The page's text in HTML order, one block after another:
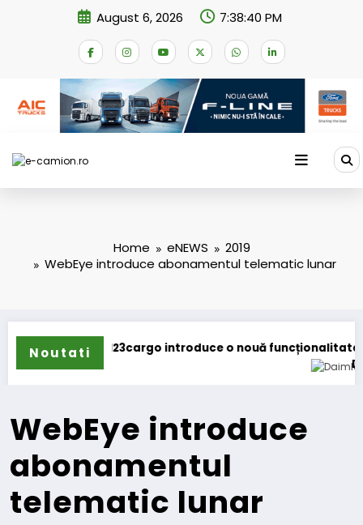
August 6, 2026 7:38:41 PM
Home eNEWS
2019
WebEye introduce abonamentul telematic lunar
Noutati
introduce o nouă funcționalitate
Daimler Truck
WebEye introduce
abonamentul
telematic lunar